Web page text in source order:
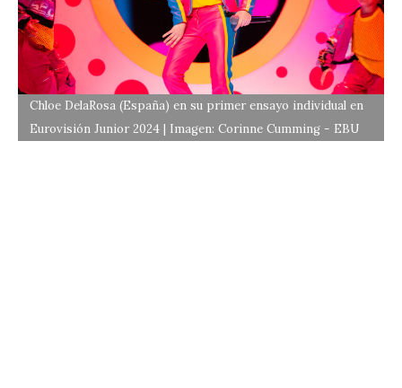
Chloe DelaRosa (España) en su primer ensayo individual en
Eurovisión Junior 2024 | Imagen: Corinne Cumming - EBU